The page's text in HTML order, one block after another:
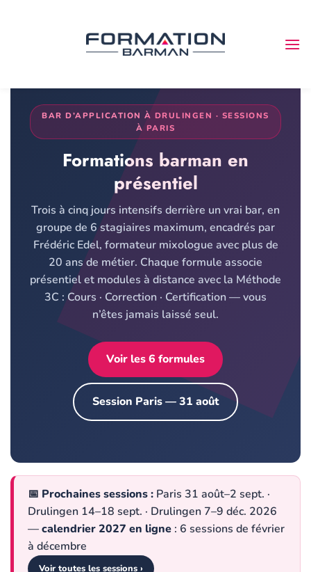
BAR D’APPLICATION À DRULINGEN · SESSIONS
À PARIS
Formations barman en
présentiel
Trois à cinq jours intensifs derrière un vrai bar, en
groupe de 6 stagiaires maximum, encadrés par
Frédéric Edel, formateur mixologue avec plus de
20 ans de métier. Chaque formule associe
présentiel et modules à distance avec la Méthode
3C : Cours · Correction · Certification — vous
n’êtes jamais laissé seul.
Voir les 6 formules
Session Paris — 31 août
📅 Prochaines sessions : Paris 31 août–2 sept. ·
Drulingen 14–18 sept. · Drulingen 7–9 déc. 2026
—calendrier 2027 en ligne : 6 sessions de février
à décembre
Voir toutes les sessions ›